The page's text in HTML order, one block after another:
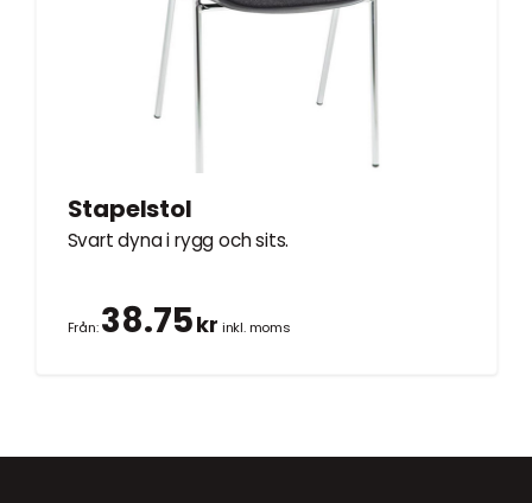
Stapelstol
Svart dyna i rygg och sits.
Från:38.75kr inkl. moms